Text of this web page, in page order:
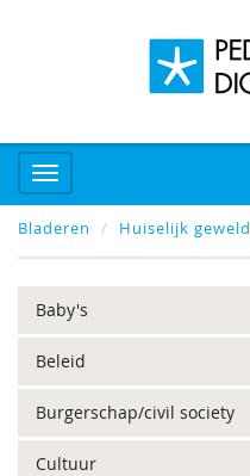
Bladeren Huiselijk geweld
Baby's
Beleid
Burgerschap/civil society
Cultuur